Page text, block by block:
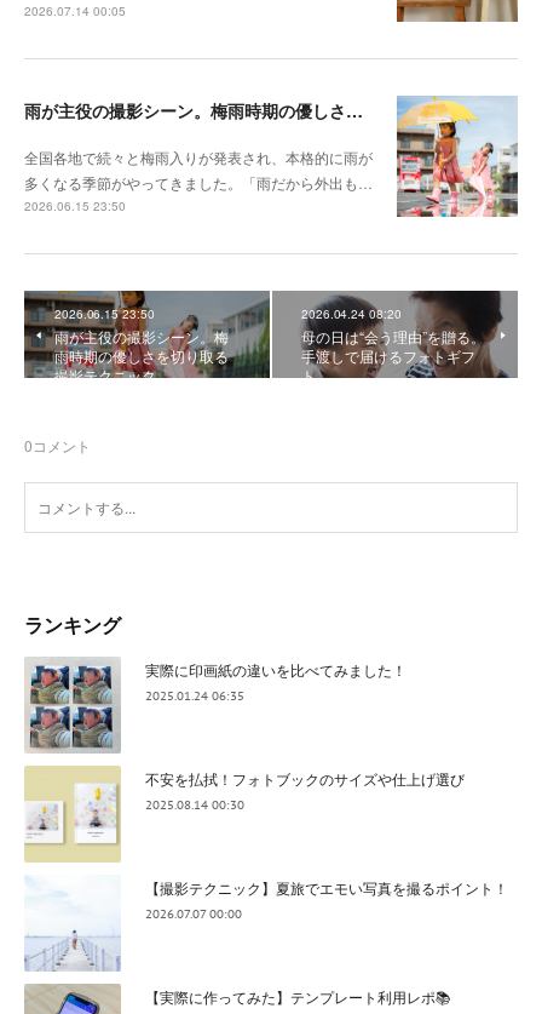
2026.07.14 00:05
雨が主役の撮影シーン。梅雨時期の優しさを切り取る撮影テクニック
全国各地で続々と梅雨入りが発表され、本格的に雨が
多くなる季節がやってきました。「雨だから外出も…
2026.06.15 23:50
2026.06.15 23:50
雨が主役の撮影シーン。梅
雨時期の優しさを切り取る
撮影テクニック
2026.04.24 08:20
母の日は“会う理由”を贈る。
手渡しで届けるフォトギフ
ト
0コメント
ランキング
実際に印画紙の違いを比べてみました！
2025.01.24 06:35
不安を払拭！フォトブックのサイズや仕上げ選び
2025.08.14 00:30
【撮影テクニック】夏旅でエモい写真を撮るポイント！
2026.07.07 00:00
【実際に作ってみた】テンプレート利用レポ📚